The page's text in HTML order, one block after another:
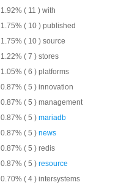
1.92% ( 11 ) with
1.75% ( 10 ) published
1.75% ( 10 ) source
1.22% ( 7 ) stores
1.05% ( 6 ) platforms
0.87% ( 5 ) innovation
0.87% ( 5 ) management
0.87% ( 5 ) mariadb
0.87% ( 5 ) news
0.87% ( 5 ) redis
0.87% ( 5 ) resource
0.70% ( 4 ) intersystems